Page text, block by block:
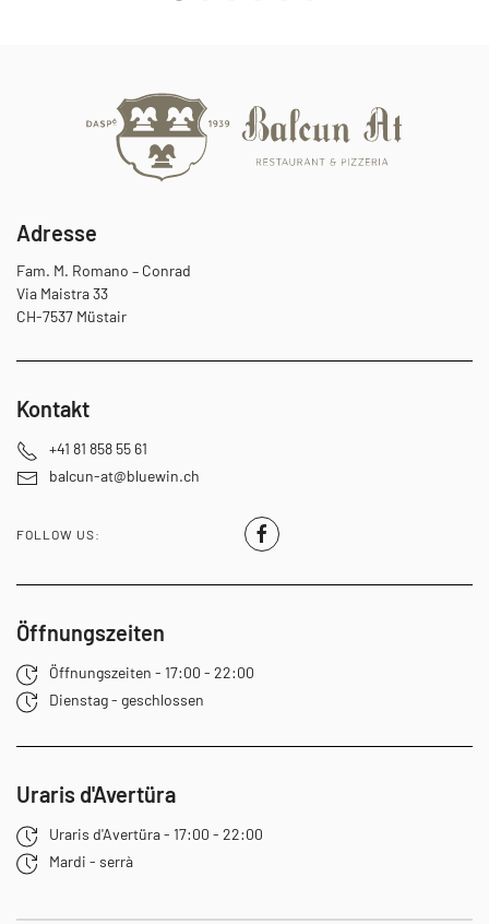
Adresse
Fam. M. Romano – Conrad
Via Maistra 33
CH-7537 Müstair
Kontakt
+41 81 858 55 61
balcun-at@bluewin.ch
FOLLOW US:
Öffnungszeiten
Öffnungszeiten - 17:00 - 22:00
Dienstag - geschlossen
Uraris d'Avertüra
Uraris d'Avertüra - 17:00 - 22:00
Mardi - serrà